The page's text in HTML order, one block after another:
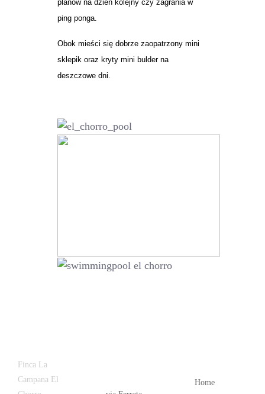
planów na dzień kolejny czy zagrania w
ping ponga.
Obok mieści się dobrze zaopatrzony mini
sklepik oraz kryty mini bulder na
deszczowe dni.
Finca La
Campana El
Home